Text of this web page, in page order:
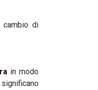
cambio di
in modo